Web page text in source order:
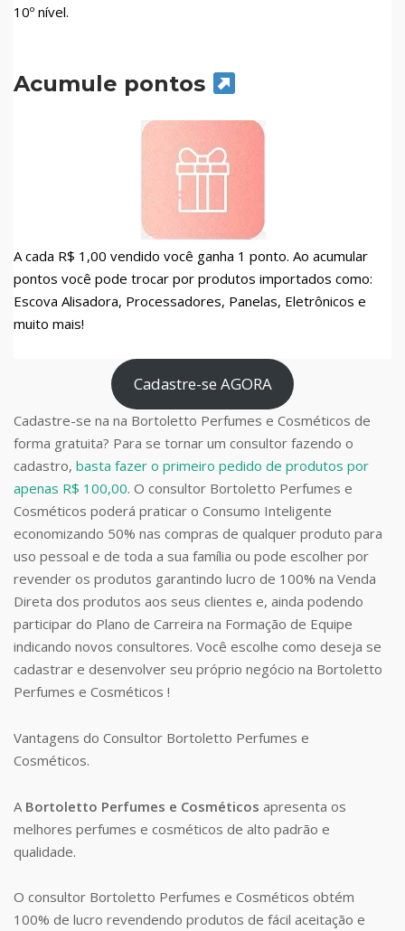
10º nível.
Acumule pontos
A cada R$ 1,00 vendido você ganha 1 ponto. Ao acumular
pontos você pode trocar por produtos importados como:
Escova Alisadora, Processadores, Panelas, Eletrônicos e
muito mais!
Cadastre-se AGORA
Cadastre-se na na Bortoletto Perfumes e Cosméticos de
forma gratuita? Para se tornar um consultor fazendo o
cadastro, basta fazer o primeiro pedido de produtos por
apenas R$ 100,00. O consultor Bortoletto Perfumes e
Cosméticos poderá praticar o Consumo Inteligente
economizando 50% nas compras de qualquer produto para
uso pessoal e de toda a sua família ou pode escolher por
revender os produtos garantindo lucro de 100% na Venda
Direta dos produtos aos seus clientes e, ainda podendo
participar do Plano de Carreira na Formação de Equipe
indicando novos consultores. Você escolhe como deseja se
cadastrar e desenvolver seu próprio negócio na Bortoletto
Perfumes e Cosméticos !
Vantagens do Consultor Bortoletto Perfumes e
Cosméticos.
A Bortoletto Perfumes e Cosméticos apresenta os
melhores perfumes e cosméticos de alto padrão e
qualidade.
O consultor Bortoletto Perfumes e Cosméticos obtém
100% de lucro revendendo produtos de fácil aceitação e